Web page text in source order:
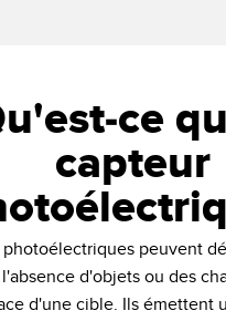
ce
capteur
photoélectriques peuvent
d'objets ou des
d'une cible. Ils émettent